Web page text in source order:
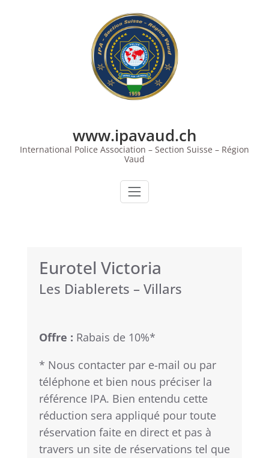
www.ipavaud.ch
International Police Association – Section Suisse – Région
Vaud
Eurotel Victoria
Les Diablerets – Villars
Offre : Rabais de 10%*
* Nous contacter par e-mail ou par
téléphone et bien nous préciser la
référence IPA. Bien entendu cette
réduction sera appliqué pour toute
réservation faite en direct et pas à
travers un site de réservations tel que